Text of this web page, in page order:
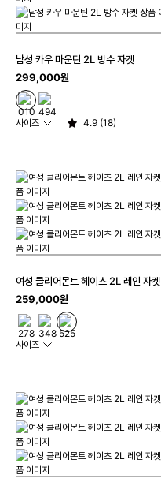
남성 카우 마운틴 2L 방수 자켓
299,000원
사이즈 4.9 (18)
여성 클리어몬트 헤이츠 2L 레인 자켓
259,000원
사이즈